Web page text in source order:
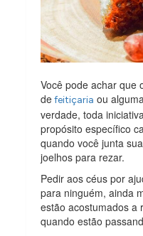
Você pode achar que
defeitiçaria ou
verdade, toda
propósito específico
quando você junta
joelhos para rezar.
Pedir aos céus por
para ninguém, ainda
estão acostumados a
quando estão